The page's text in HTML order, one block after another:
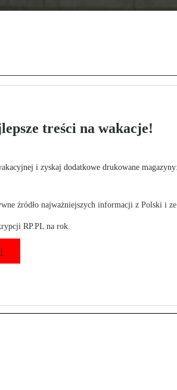
treści na wakacje!
i zyskaj dodatkowe drukowane
źródło najważniejszych informacji z Polski i
RP.PL na rok.